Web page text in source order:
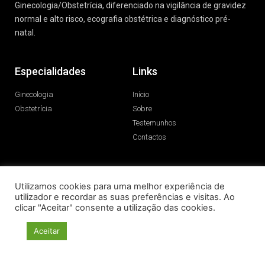
Ginecologia/Obstetrícia, diferenciado na vigilância de gravidez
normal e alto risco, ecografia obstétrica e diagnóstico pré-
natal.
Especialidades
Ginecologia
Obstetrícia
Links
Início
Sobre
Testemunhos
Contactos
© 2020 All rights reserved
Utilizamos cookies para uma melhor experiência de
utilizador e recordar as suas preferências e visitas. Ao
clicar "Aceitar" consente a utilização das cookies.
Aceitar